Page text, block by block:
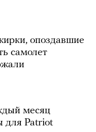
опоздавшие
самолет
месяц
для Patriot